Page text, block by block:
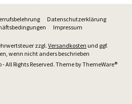
Datenschutzerklärung
Impressum
zzgl.Versandkosten und ggf.
wenn nicht anders beschrieben
All Rights Reserved. Theme byThemeWare®